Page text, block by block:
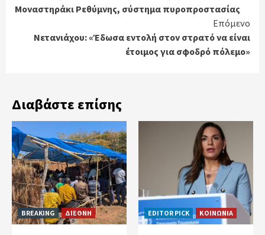
Μοναστηράκι Ρεθύμνης, σύστημα πυροπροστασίας
Επόμενο
Νετανιάχου: «Έδωσα εντολή στον στρατό να είναι
έτοιμος για σφοδρό πόλεμο»
Διαβάστε επίσης
BREAKING ΔΙΕΘΝΗ EDITOR PICK ΚΟΙΝΩΝΙΑ